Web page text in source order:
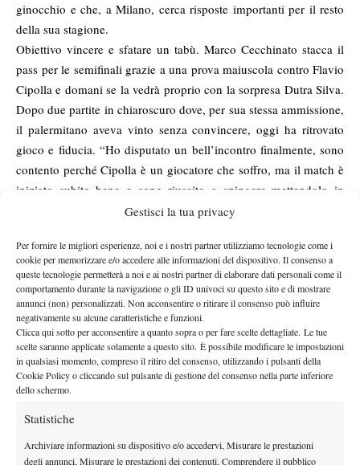
Gestisci la tua privacy
Per fornire le migliori esperienze, noi e i nostri partner utilizziamo tecnologie come i
cookie per memorizzare e/o accedere alle informazioni del dispositivo. Il consenso a
queste tecnologie permetterà a noi e ai nostri partner di elaborare dati personali come il
comportamento durante la navigazione o gli ID univoci su questo sito e di mostrare
annunci (non) personalizzati. Non acconsentire o ritirare il consenso può influire
negativamente su alcune caratteristiche e funzioni.
Clicca qui sotto per acconsentire a quanto sopra o per fare scelte dettagliate. Le tue
scelte saranno applicate solamente a questo sito. È possibile modificare le impostazioni
in qualsiasi momento, compreso il ritiro del consenso, utilizzando i pulsanti della
Cookie Policy o cliccando sul pulsante di gestione del consenso nella parte inferiore
dello schermo.
Statistiche
Archiviare informazioni su dispositivo e/o accedervi, Misurare le prestazioni
degli annunci, Misurare le prestazioni dei contenuti, Comprendere il pubblico
ginocchio e che, a Milano, cerca risposte importanti per il resto
della sua stagione.
Obiettivo vincere e sfatare un tabù. Marco Cecchinato stacca il
pass per le semifinali grazie a una prova maiuscola contro Flavio
Cipolla e domani se la vedrà proprio con la sorpresa Dutra Silva.
Dopo due partite in chiaroscuro dove, per sua stessa ammissione,
il palermitano aveva vinto senza convincere, oggi ha ritrovato
gioco e fiducia. “Ho disputato un bell’incontro finalmente, sono
contento perché Cipolla è un giocatore che soffro, ma il match è
iniziato subito bene e sono riuscito a spingere mettendolo in
difficoltà”. Neanche il tempo di rientrare negli spogliatoi che
superare lo ‘scoglio semifinale’ che gli è stato già fatale sia nella
passata edizione dell’Aspria Tennis Cup, sia quest’anno nei
Challenger di Napoli, Vercelli, Roma, Caltanisetta e Perugia.
“Sono rimasto favorevolmente impressionato da tutti gli italiani,
ma Cecchinato è quello che mi ha stupito di più perché contro
Cipolla ha giocato davvero alla grande”, è il commento di
Giuseppe Fumagalli, grande appassionato di tennis e presidente
di BCS, title sponsor del torneo. Rischia ma vola in semifinale
contro il giovane serbo il tie-break del primo set quando il